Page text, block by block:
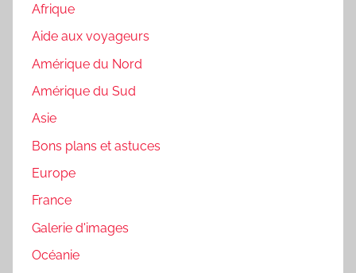
Afrique
Aide aux voyageurs
Amérique du Nord
Amérique du Sud
Asie
Bons plans et astuces
Europe
France
Galerie d'images
Océanie